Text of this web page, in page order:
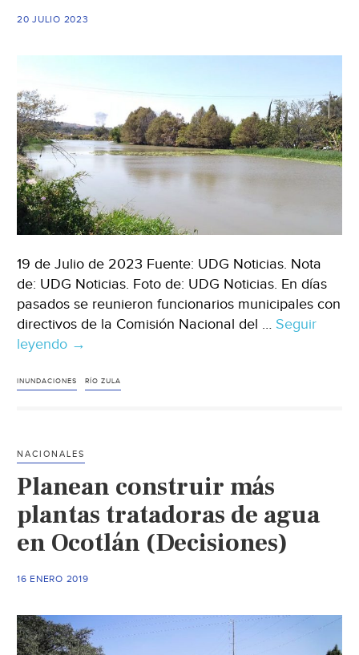
20 JULIO 2023
19 de Julio de 2023 Fuente: UDG Noticias. Nota
de: UDG Noticias. Foto de: UDG Noticias. En días
pasados se reunieron funcionarios municipales con
directivos de la Comisión Nacional del … Seguir
leyendo Jalisco-
de
con
Conagua,
SIAPA
y
CEA
atender
por
alto
→
INUNDACIONES RÍO ZULA
NACIONALES
Planean construir más
plantas tratadoras de agua
en Ocotlán (Decisiones)
16 ENERO 2019